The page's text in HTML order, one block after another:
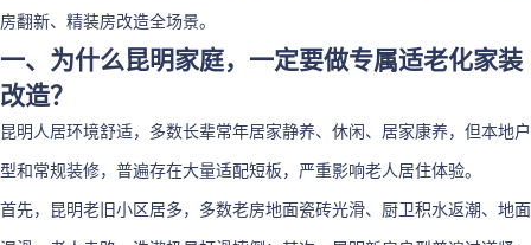
房翻新、精装房改造全场景。
一、为什么昆明家庭，一定要做专属适老化家装
改造？
昆明人居环境舒适，多数长辈常年居家静养、休闲、居家康养，但本地户
型和常规装修，普遍存在大量适配短板，严重影响老人居住体验。
首先，昆明老旧小区居多，多数老房地面瓷砖光滑、厨卫积水返潮、地面